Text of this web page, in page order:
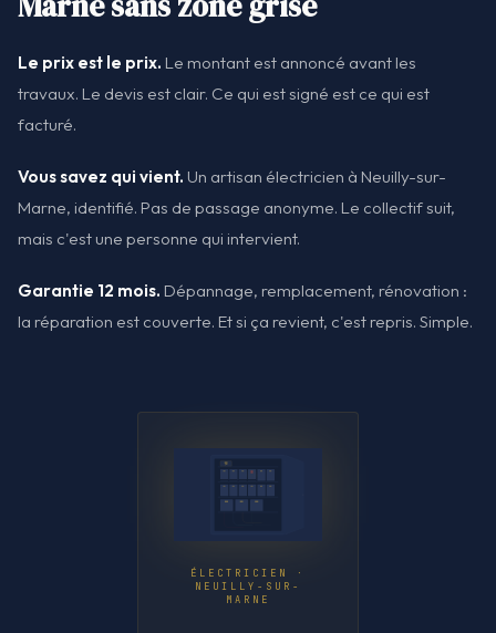
Le prix est le prix. Le montant est annoncé avant les
travaux. Le devis est clair. Ce qui est signé est ce qui est
facturé.
Vous savez qui vient. Un artisan électricien à Neuilly-sur-
Marne, identifié. Pas de passage anonyme. Le collectif suit,
mais c'est une personne qui intervient.
Garantie 12 mois. Dépannage, remplacement, rénovation :
la réparation est couverte. Et si ça revient, c'est repris. Simple.
ÉLECTRICIEN ·
NEUILLY-SUR-
MARNE